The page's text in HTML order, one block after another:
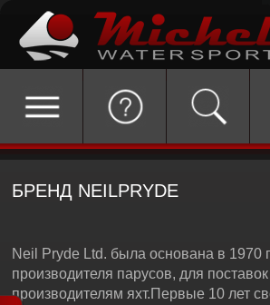
БРЕНД NEILPRYDE
Neil Pryde Ltd. была основана в 1970
производителя парусов, для
производителям яхт.Первые 10 лет